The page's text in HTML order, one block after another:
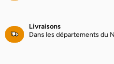
Livraisons
Dans les départements du